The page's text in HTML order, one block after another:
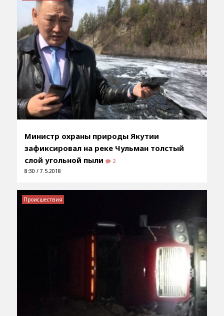
Министр охраны природы Якутии
зафиксировал на реке Чульман толстый
слой угольной пыли
2
8:30 / 7.5.2018
Происшествия